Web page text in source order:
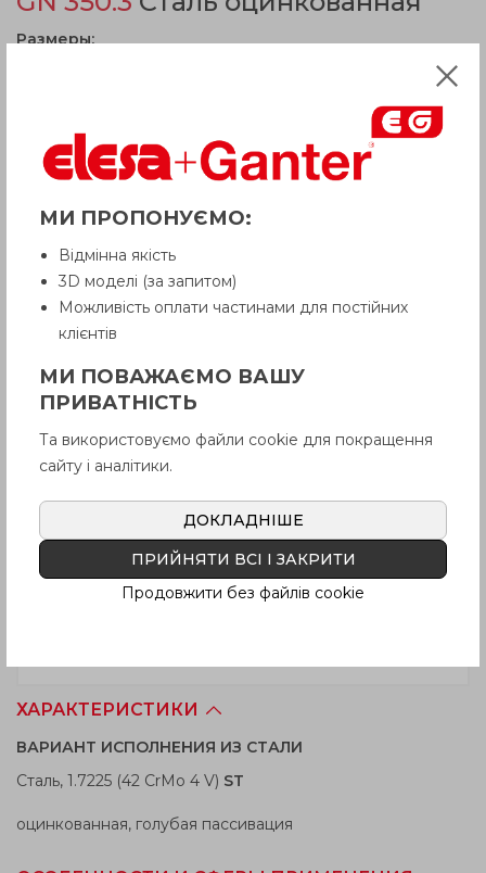
Размеры:
80
M 36
Статическая нагрузкав кН
Вес
ХАРАКТЕРИСТИКИ
ВАРИАНТ ИСПОЛНЕНИЯ ИЗ СТАЛИ
Сталь, 1.7225 (42 CrMo 4 V) ST
оцинкованная, голубая пассивация
МИ ПРОПОНУЄМО:
Відмінна якість
3D моделі (за запитом)
Можливість оплати частинами для постійних
клієнтів
МИ ПОВАЖАЄМО ВАШУ
ПРИВАТНІСТЬ
Та використовуємо файли cookie для покращення
сайту і аналітики.
ДОКЛАДНІШЕ
ПРИЙНЯТИ ВСІ І ЗАКРИТИ
Продовжити без файлів cookie